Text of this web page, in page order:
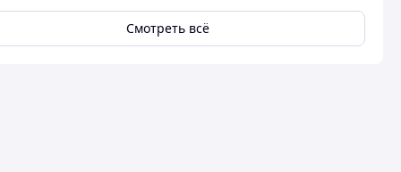
Смотреть всё